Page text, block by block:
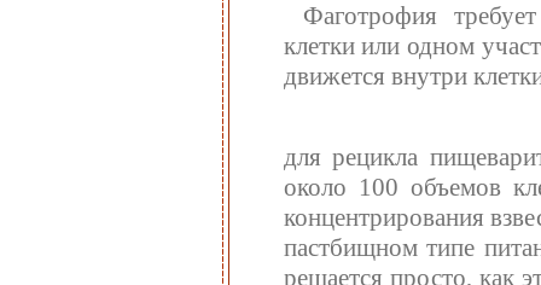
Фаготрофия
клетки или одном
движется внутри
для рецикла
около 100 объемов
концентрирования
пастбищном типе
решается просто, как